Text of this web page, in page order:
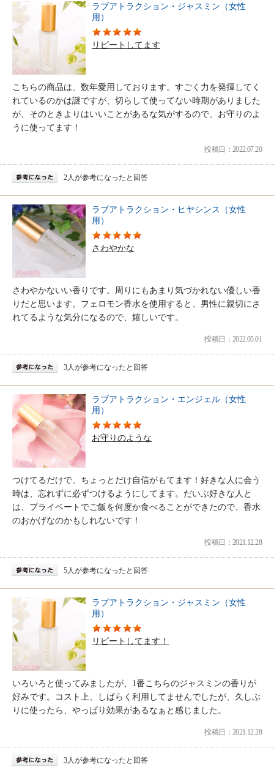
ラブアトラクション・ジャスミン（女性
用）
リピートしてます
こちらの商品は、数年愛用しております。すごく力を発揮してく
れているのかは謎ですが、切らして使ってない時期がありました
が、そのときよりはいいことがあるな気がするので、お守りのよ
うに使ってます！
投稿日：2022.07.20
2人が参考になったと回答
ラブアトラクション・ヒヤシンス（女性
用）
さわやかな
さわやかないい香りです。周りにもあまり気づかれない優しい香
りだと思います。フェロモン香水を使用すると、男性に親切にさ
れてるような気分になるので、嬉しいです。
投稿日：2022.05.01
3人が参考になったと回答
ラブアトラクション・エンジェル（女性
用）
お守りのような
つけてるだけで、ちょっとだけ自信がもてます！好きな人に会う
時は、忘れずに必ずつけるようにしてます。だいぶ好きな人と
は、プライベートでご飯を何度か食べることができたので、香水
のおかげなのかもしれないです！
投稿日：2021.12.28
5人が参考になったと回答
ラブアトラクション・ジャスミン（女性
用）
リピートしてます！
いろいろと使ってみましたが、1番こちらのジャスミンの香りが
好みです。コスト上、しばらく利用してませんでしたが、久しぶ
りに使ったら、やっぱり効果があるなぁと感じました。
投稿日：2021.12.28
3人が参考になったと回答